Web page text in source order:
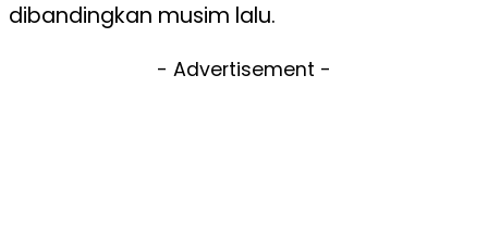
dibandingkan musim lalu.
- Advertisement -